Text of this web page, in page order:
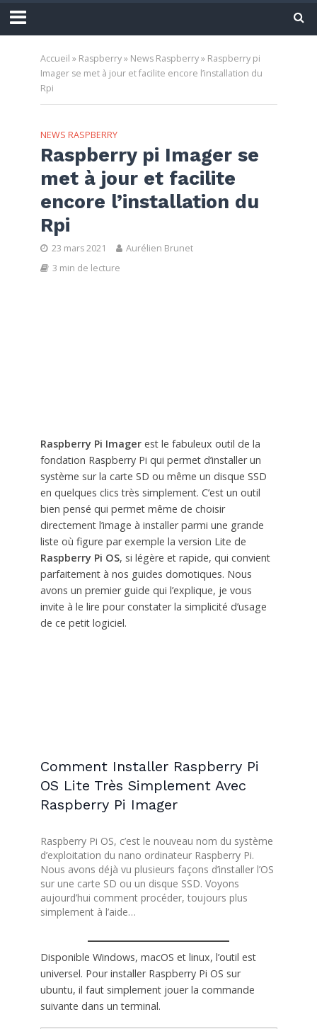
Accueil » Raspberry» News Raspberry» Raspberry pi
Imager se met à jour et facilite encore l’installation du
Rpi
NEWS RASPBERRY
Raspberry pi Imager se
met à jour et facilite
encore l’installation du
Rpi
23 mars 2021
Aurélien Brunet
3 min de lecture
Raspberry Pi Imagerest le fabuleux outil de la
fondation Raspberry Pi qui permet d’installer un
système sur la carte SD ou même un disque SSD
en quelques clics très simplement. C’est un outil
bien pensé qui permet même de choisir
directement l’image à installer parmi une grande
liste où figure par exemple la version Lite de
Raspberry Pi OS, si légère et rapide, qui convient
parfaitement à nos guides domotiques. Nous
avons un premier guide qui l’explique, je vous
invite à le lire pour constater la simplicité d’usage
de ce petit logiciel.
Comment Installer Raspberry Pi
OS Lite Très Simplement Avec
Raspberry Pi Imager
Raspberry Pi OS, c’est le nouveau nom du système
d’exploitation du nano ordinateur Raspberry Pi.
Nous avons déjà vu plusieurs façons d’installer l’OS
sur une carte SD ou un disque SSD. Voyons
aujourd’hui comment procéder, toujours plus
simplement à l’aide…
Disponible Windows, macOS et linux, l’outil est
universel. Pour installer Raspberry Pi OS sur
ubuntu, il faut simplement jouer la commande
suivante dans un terminal.